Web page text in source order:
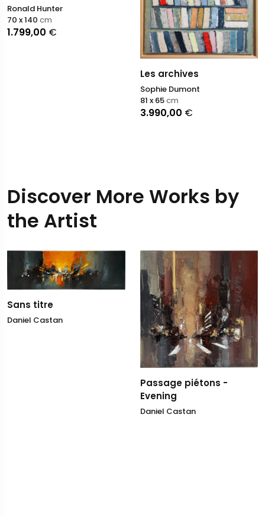
Ronald Hunter
1.799,00 €
70 x 140 cm
Les archives
Sophie Dumont
3.990,00 €
81 x 65cm
Discover More Works by
the Artist
Sans titre
Daniel Castan
Passage piétons -
Evening
Daniel Castan